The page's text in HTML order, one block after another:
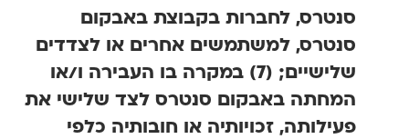
סנטרס, לחברות בקבוצת באבקום
סנטרס, למשתמשים אחרים או לצדדים
שלישיים; (7) במקרה בו העבירה ו/או
המחתה באבקום סנטרס לצד שלישי את
פעילותה, זכויותיה או חובותיה כלפי